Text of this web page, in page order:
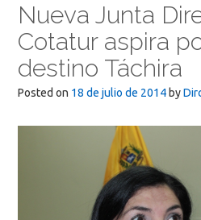
Nueva Junta
Cotatur aspira
destino Táchira
Posted on 18 de julio de 2014 by